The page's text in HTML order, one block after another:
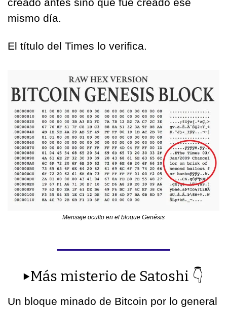
mismo día.
El título del Times lo verifica.
Mensaje oculto en el bloque Genésis
▶️Más misterio de Satoshi 👇
Un bloque minado de Bitcoin por lo general